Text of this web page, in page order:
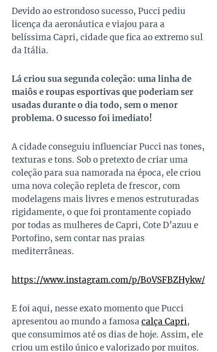
Devido ao estrondoso sucesso, Pucci pediu
licença da aeronáutica e viajou para a
belíssima Capri, cidade que fica ao extremo sul
da Itália.
Lá criou sua segunda coleção: uma linha de
maiôs e roupas esportivas que poderiam ser
usadas durante o dia todo, sem o menor
problema. O sucesso foi imediato!
A cidade conseguiu influenciar Pucci nas tones,
texturas e tons. Sob o pretexto de criar uma
coleção para sua namorada na época, ele criou
uma nova coleção repleta de frescor, com
modelagens mais livres e menos estruturadas
rigidamente, o que foi prontamente copiado
por todas as mulheres de Capri, Cote D’azuu e
Portofino, sem contar nas praias
mediterrâneas.
https://www.instagram.com/p/B0VSFBZHykw/
E foi aqui, nesse exato momento que Pucci
apresentou ao mundo a famosa calça Capri,
que consumimos até os dias de hoje. Assim, ele
criou um estilo único e valorizado por muitos.